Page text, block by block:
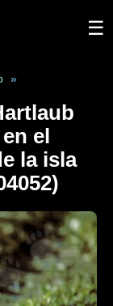
☰
»
el
la isla